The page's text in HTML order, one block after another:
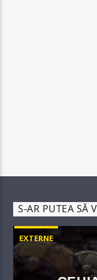
S-AR PUTEA SĂ
EXTERNE